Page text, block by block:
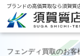
ブランドの高価買取なら須賀質
ブランド買取 バッグ
フェンディ買取のお客